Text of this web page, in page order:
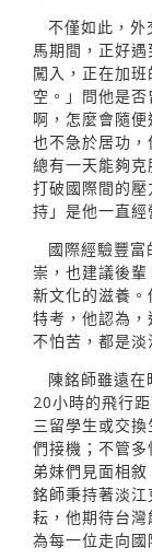
不僅如此，外
馬期間，正好
闖入，正在加
空。」問他是
啊，怎麼會隨
也不急於居功，
總有一天能夠
打破國際間的
持」是他一直經
國際經驗豐
崇，也建議後
新文化的滋養
特考，他認為
不怕苦，都是淡
陳銘師雖遠
20小時的飛行
三留學生或交
們接機；不管
弟妹們見面相
銘師秉持著淡
耘，他期待台灣
為每一位走向國